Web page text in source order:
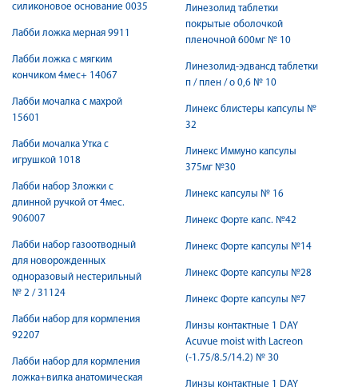
силиконовое основание 0035
Лабби ложка мерная 9911
Лабби ложка с мягким
кончиком 4мес+ 14067
Лабби мочалка с махрой
15601
Лабби мочалка Утка с
игрушкой 1018
Лабби набор 3ложки с
длинной ручкой от 4мес.
906007
Лабби набор газоотводный
для новорожденных
одноразовый нестерильный
№ 2 / 31124
Лабби набор для кормления
92207
Лабби набор для кормления
ложка+вилка анатомическая
Линезолид таблетки
покрытые оболочкой
пленочной 600мг № 10
Линезолид-эдвансд таблетки
п / плен / о 0,6 № 10
Линекс блистеры капсулы №
32
Линекс Иммуно капсулы
375мг №30
Линекс капсулы № 16
Линекс Форте капс. №42
Линекс Форте капсулы №14
Линекс Форте капсулы №28
Линекс Форте капсулы №7
Линзы контактные 1 DAY
Acuvue moist with Lacreon
(-1.75/8.5/14.2) № 30
Линзы контактные 1 DAY